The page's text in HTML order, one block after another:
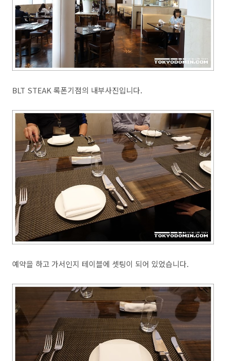
BLT STEAK 록폰기점의 내부사진입니다.
예약을 하고 가서인지 테이블에 셋팅이 되어 있었습니다.